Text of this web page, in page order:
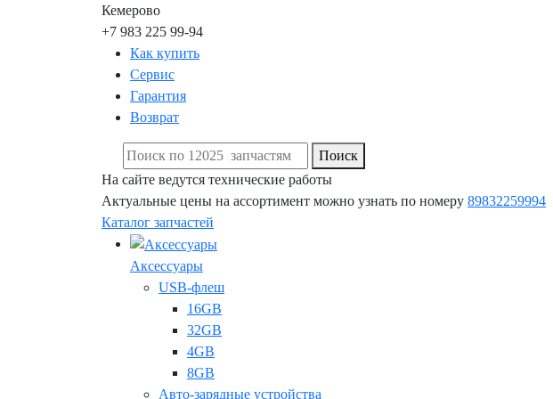
Кемерово
+7 983 225 99-94
Как купить
Сервис
Гарантия
Возврат
Поиск
На сайте ведутся технические работы
Актуальные цены на ассортимент можно узнать по номеру 89832259994
Каталог запчастей
Аксессуары
USB-флеш
16GB
32GB
4GB
8GB
Авто-зарядные устройства